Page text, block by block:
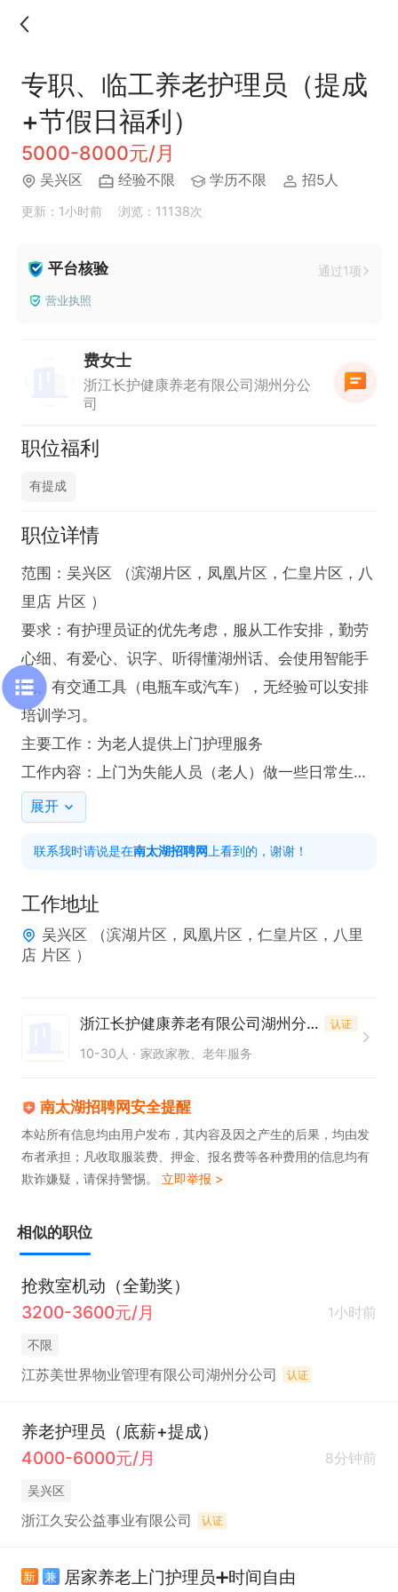
专职、临工养老护理员（提成
+节假日福利）
5000-8000元/月
吴兴区 经验不限 学历不限 招5人
更新：1小时前 浏览：11138次
平台核验 通过1项
营业执照
费女士
浙江长护健康养老有限公司湖州分公
司
职位福利
有提成
职位详情
范围：吴兴区 （滨湖片区，凤凰片区，仁皇片区，八
里店 片区 ）
要求：有护理员证的优先考虑，服从工作安排，勤劳
心细、有爱心、识字、听得懂湖州话、会使用智能手
机、有交通工具（电瓶车或汽车），无经验可以安排
培训学习。
主要工作：为老人提供上门护理服务
工作内容：上门为失能人员（老人）做一些日常生活
照料的基础工作（如：协助进食/水、头面部清洁、理
工作地点：吴兴区就近安排，上班时间自由。
展开
联系我时请说是在南太湖招聘网 上看到的，谢谢！
工作地址
吴兴区 （滨湖片区，凤凰片区，仁皇片区，八里
店 片区 ）
浙江长护健康养老有限公司湖州分公司 认证
10-30人 家政家教、老年服务
南太湖招聘网安全提醒
本站所有信息均由用户发布，其内容及因之产生的后果，均由发
布者承担；凡收取服装费、押金、报名费等各种费用的信息均有
欺诈嫌疑，请保持警惕。 立即举报 >
相似的职位
抢救室机动（全勤奖）
3200-3600元/月
1小时前
不限
江苏美世界物业管理有限公司湖州分公司 认证
养老护理员（底薪+提成）
4000-6000元/月
8分钟前
吴兴区
浙江久安公益事业有限公司 认证
新 兼 居家养老上门护理员➕时间自由